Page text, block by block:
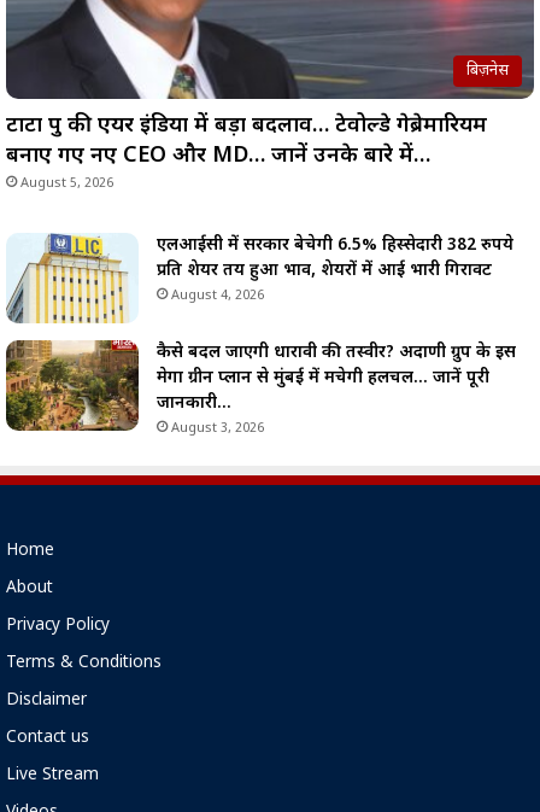
बिज़नेस
टाटा ग्रुप की एयर इंडिया में बड़ा बदलाव… टेवोल्डे गेब्रेमारियम
बनाए गए नए CEO और MD… जानें उनके बारे में…
August 5, 2026
एलआईसी में सरकार बेचेगी 6.5% हिस्सेदारी 382 रुपये
प्रति शेयर तय हुआ भाव, शेयरों में आई भारी गिरावट
August 4, 2026
कैसे बदल जाएगी धारावी की तस्वीर? अदाणी ग्रुप के इस
मेगा ग्रीन प्लान से मुंबई में मचेगी हलचल… जानें पूरी
जानकारी…
August 3, 2026
Home
About
Privacy Policy
Terms & Conditions
Disclaimer
Contact us
Live Stream